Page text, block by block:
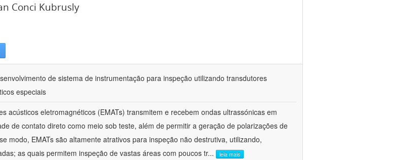
Conci Kubrusly
de sistema de instrumentação para inspeção utilizando transdutores
especiais
acústicos eletromagnéticos (EMATs) transmitem e recebem ondas ultrassónicas em
de contato direto como meio sob teste, além de permitir a geração de polarizações de
modo, EMATs são altamente atrativos para inspeção não destrutiva, utilizando,
as quais permitem inspeção de vastas áreas com poucos tr... leia mais